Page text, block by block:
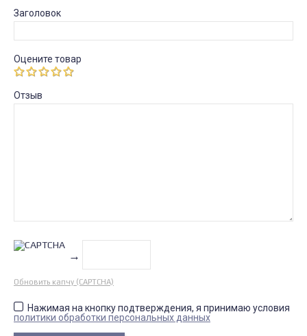
Заголовок
Оцените товар
Отзыв
→
Обновить капчу (CAPTCHA)
Нажимая на кнопку подтверждения, я принимаю условия
политики обработки персональных данных